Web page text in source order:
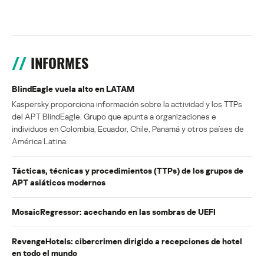
INFORMES
BlindEagle vuela alto en LATAM
Kaspersky proporciona información sobre la actividad y los TTPs
del APT BlindEagle. Grupo que apunta a organizaciones e
individuos en Colombia, Ecuador, Chile, Panamá y otros países de
América Latina.
Tácticas, técnicas y procedimientos (TTPs) de los grupos de
APT asiáticos modernos
MosaicRegressor: acechando en las sombras de UEFI
RevengeHotels: cibercrimen dirigido a recepciones de hotel
en todo el mundo